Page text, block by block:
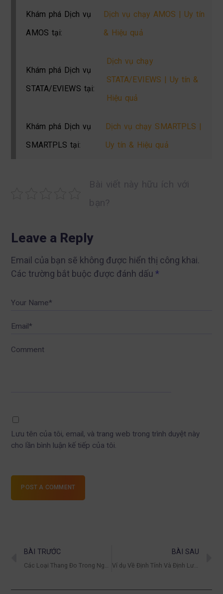
Khám phá Dịch vụ
AMOS tại:
Dịch vụ chạy AMOS | Uy tín
& Hiệu quả
Khám phá Dịch vụ
STATA/EVIEWS tại:
Dịch vụ chạy
STATA/EVIEWS | Uy tín &
Hiệu quả
Khám phá Dịch vụ
SMARTPLS tại:
Dịch vụ chạy SMARTPLS |
Uy tín & Hiệu quả
Leave a Reply
Email của bạn sẽ không được hiển thị công khai.
Các trường bắt buộc được đánh dấu*
Your Name*
Email*
Comment
Lưu tên của tôi, email, và trang web trong trình duyệt này
cho lần bình luận kế tiếp của tôi.
POST A COMMENT
BÀI TRƯỚC BÀI SAU
Ví dụ Về Định Tính Và Định Lượng – Phân Biệt, Ứng Dụng Và Cách Nhận Diện Trong Nghiên Cứu